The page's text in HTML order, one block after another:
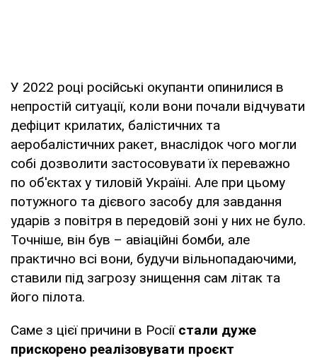
У 2022 році російські окупанти опинилися в
непростій ситуації, коли вони почали відчувати
дефіцит крилатих, балістичних та
аеробалістичних ракет, внаслідок чого могли
собі дозволити застосовувати їх переважно
по об'єктах у тиловій Україні. Але при цьому
потужного та дієвого засобу для завдання
ударів з повітря в передовій зоні у них не було.
Точніше, він був – авіаційні бомби, але
практично всі вони, будучи вільнопадаючими,
ставили під загрозу знищення сам літак та
його пілота.
Саме з цієї причини в Росії стали дуже
прискорено реалізовувати проєкт